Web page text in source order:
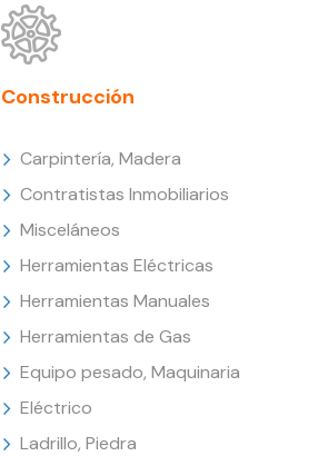
Construcción
Carpintería, Madera
Contratistas Inmobiliarios
Misceláneos
Herramientas Eléctricas
Herramientas Manuales
Herramientas de Gas
Equipo pesado, Maquinaria
Eléctrico
Ladrillo, Piedra